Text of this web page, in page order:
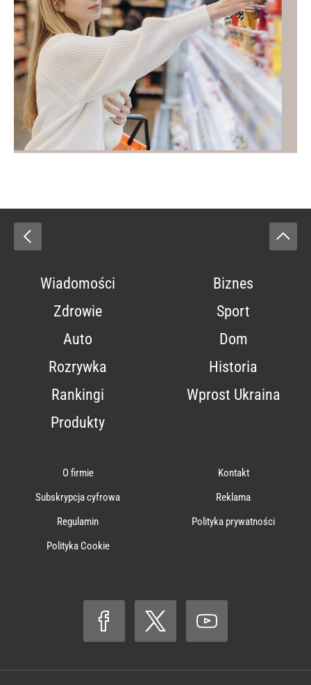
Wiadomości
Biznes
Zdrowie
Sport
Auto
Dom
Rozrywka
Historia
Rankingi
Wprost Ukraina
Produkty
O firmie
Kontakt
Subskrypcja cyfrowa
Reklama
Regulamin
Polityka prywatności
Polityka Cookie